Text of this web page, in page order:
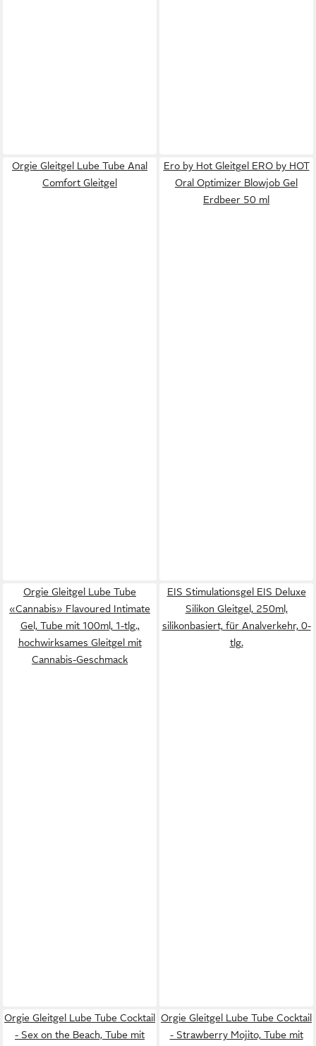
Orgie Gleitgel Lube Tube Anal
Comfort Gleitgel
Ero by Hot Gleitgel ERO by HOT
Oral Optimizer Blowjob Gel
Erdbeer 50 ml
Orgie Gleitgel Lube Tube
«Cannabis» Flavoured Intimate
Gel, Tube mit 100ml, 1-tlg.,
hochwirksames Gleitgel mit
Cannabis-Geschmack
EIS Stimulationsgel EIS Deluxe
Silikon Gleitgel, 250ml,
silikonbasiert, für Analverkehr, 0-
tlg.
Orgie Gleitgel Lube Tube Cocktail
- Sex on the Beach, Tube mit
Orgie Gleitgel Lube Tube Cocktail
- Strawberry Mojito, Tube mit